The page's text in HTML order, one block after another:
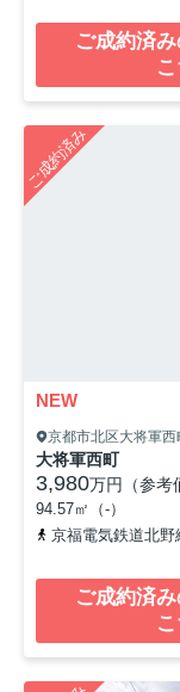
ご成約済
ご成約済み
NEW
京都市北区大将軍西
大将軍西町
3,980万円（参考
94.57㎡（-）
京福電気鉄道北
ご成約済